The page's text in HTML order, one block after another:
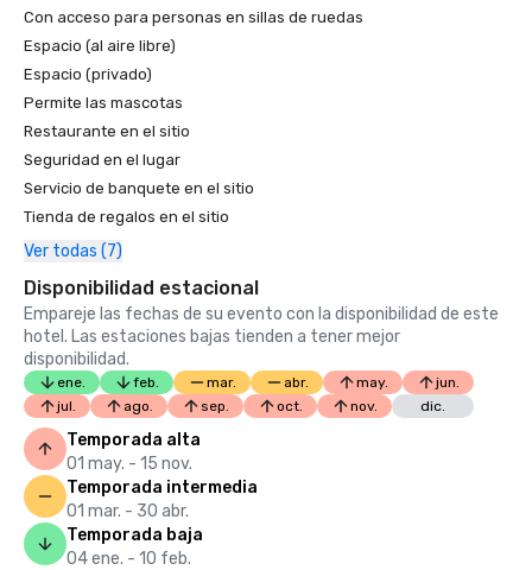
Con acceso para personas en sillas de ruedas
Espacio (al aire libre)
Espacio (privado)
Permite las mascotas
Restaurante en el sitio
Seguridad en el lugar
Servicio de banquete en el sitio
Tienda de regalos en el sitio
Ver todas (7)
Disponibilidad estacional
Empareje las fechas de su evento con la disponibilidad de este
hotel. Las estaciones bajas tienden a tener mejor
disponibilidad.
ene. feb. mar. abr. may.
jun.
jul.
ago. sep. oct. nov. dic.
Temporada alta
01 may. - 15 nov.
Temporada intermedia
01 mar. - 30 abr.
Temporada baja
04 ene. - 10 feb.